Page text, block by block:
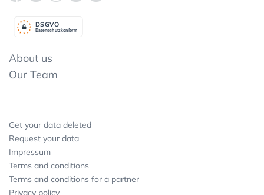
Datenschutzkonform
DSGVO
About us
Our Team
Get your data deleted
Request your data
Impressum
Terms and conditions
Terms and conditions for a partner
Privacy policy